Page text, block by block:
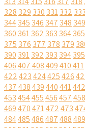
328 329 330 331332 333
344345 346 347 348 349
360 361362 363 364365
375 376 377 378 379
390 391392 393 394395
406407408409410411
422423424425426
437438439440441442
453454455456457458
469470471472473
484485486487488489